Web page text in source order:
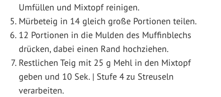
Umfüllen und Mixtopf reinigen.
Mürbeteig in 14 gleich große Portionen teilen.
12 Portionen in die Mulden des Muffinblechs
drücken, dabei einen Rand hochziehen.
Restlichen Teig mit 25 g Mehl in den Mixtopf
geben und 10 Sek. | Stufe 4 zu Streuseln
verarbeiten.